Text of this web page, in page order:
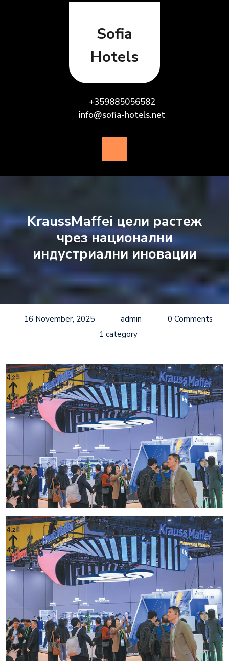
Sofia
Hotels
+359885056582
info@sofia-hotels.net
Button
KraussMaffei цели растеж
чрез национални
индустриални иновации
16 November, 2025 admin
0 Comments
1 category